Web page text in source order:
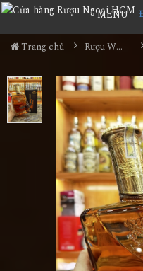
MENU
Trang chủ Rượu Whisky